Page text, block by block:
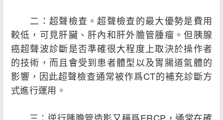
二：超聲檢查。超聲檢查的最大優勢是費用
較低，可見肝臟、肝內和肝外膽管腫瘤。但胰腺
癌超聲波診斷是否準確很大程度上取決於操作者
的技術，而且會受到患者體型以及胃腸道氣體的
影響，因此超聲檢查通常被作爲CT的補充診斷方
式進行運用。